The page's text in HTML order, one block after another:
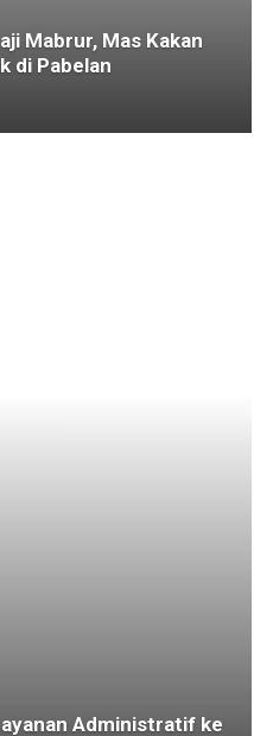
Mabrur, Mas Kakan
di Pabelan
Administratif ke